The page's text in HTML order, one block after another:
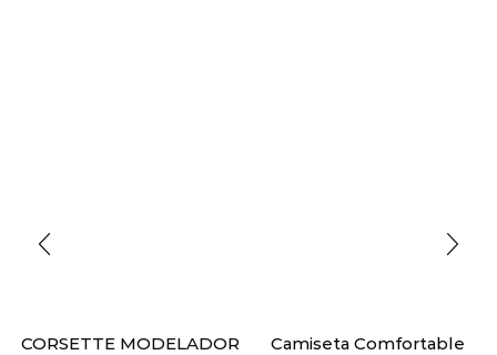
CORSETTE MODELADOR
Camiseta Comfortable